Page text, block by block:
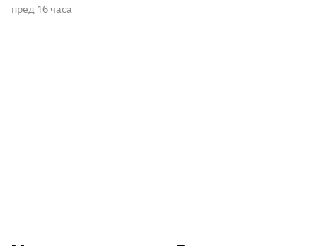
повлекувале границите, ги делеле градовите и селата
народ. Македонскиот глас постоел. Биле испраќани
пред 16 часа